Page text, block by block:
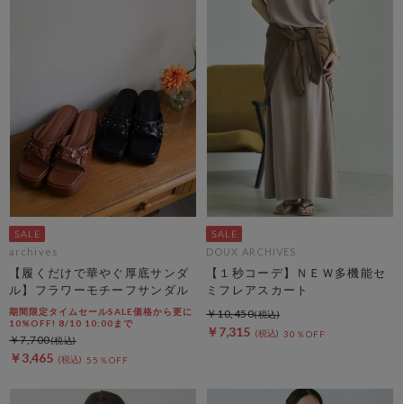
archives
【履くだけで華やぐ厚底サンダ
ル】フラワーモチーフサンダル
期間限定タイムセールSALE価格から更に
10%OFF! 8/10 10:00まで
￥3,465 55％OFF
￥7,700
DOUX ARCHIVES
【１秒コーデ】ＮＥＷ多機能セ
ミフレアスカート
￥7,315 30％OFF
￥10,450